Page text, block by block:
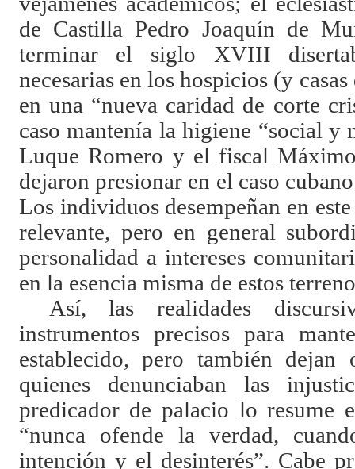
de Castilla Pedro Joaquín de
terminar el siglo XVIII
necesarias en los hospicios (y
en una “nueva caridad de corte
caso mantenía la higiene “social y
Luque Romero y el fiscal
dejaron presionar en el caso
Los individuos desempeñan en
relevante, pero en general
personalidad a intereses
en la esencia misma de estos
Así, las realidades
instrumentos precisos para
establecido, pero también
quienes denunciaban las
predicador de palacio lo resume
“nunca ofende la verdad,
intención y el desinterés”. Cabe